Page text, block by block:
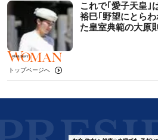
これで｢愛子天皇｣
裕巳｢野望にとら
た皇室典範の大原
トップページへ